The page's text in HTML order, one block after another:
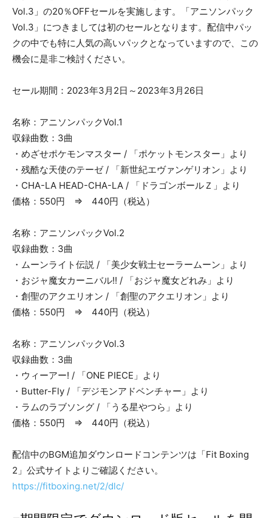
Vol.3」の20％OFFセールを実施します。「アニソンパック
Vol.3」につきましては初のセールとなります。配信中パッ
クの中でも特に人気の高いパックとなっていますので、この
機会に是非ご検討ください。
セール期間：2023年3月2日～2023年3月26日
名称：アニソンパックVol.1
収録曲数：3曲
・めざせポケモンマスター / 「ポケットモンスター」より
・残酷な天使のテーゼ / 「新世紀エヴァンゲリオン」より
・CHA-LA HEAD-CHA-LA / 「ドラゴンボールＺ」より
価格：550円 ⇒ 440円（税込）
名称：アニソンパックVol.2
収録曲数：3曲
・ムーンライト伝説 / 「美少女戦士セーラームーン」より
・おジャ魔女カーニバル!! / 「おジャ魔女どれみ」より
・創聖のアクエリオン / 「創聖のアクエリオン」より
価格：550円 ⇒ 440円（税込）
名称：アニソンパックVol.3
収録曲数：3曲
・ウィーアー! / 「ONE PIECE」より
・Butter-Fly / 「デジモンアドベンチャー」より
・ラムのラブソング / 「うる星やつら」より
価格：550円 ⇒ 440円（税込）
配信中のBGM追加ダウンロードコンテンツは「Fit Boxing
2」公式サイトよりご確認ください。
https://fitboxing.net/2/dlc/